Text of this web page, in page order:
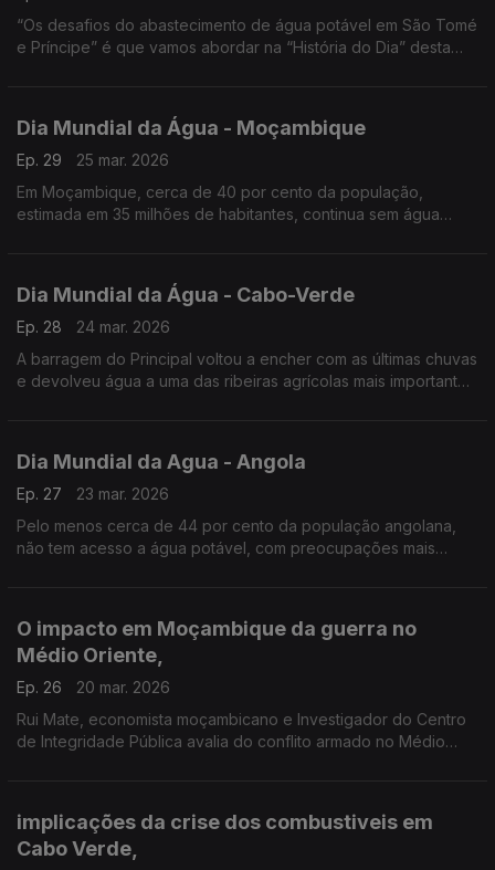
“Os desafios do abastecimento de água potável em São Tomé
e Príncipe” é que vamos abordar na “História do Dia” desta
tomense de Água e Eletricidade, EMAE.
Dia Mundial da Água - Moçambique
Ep. 29
25 mar. 2026
Em Moçambique, cerca de 40 por cento da população,
estimada em 35 milhões de habitantes, continua sem água
Dia Mundial da Água - Cabo-Verde
Ep. 28
24 mar. 2026
A barragem do Principal voltou a encher com as últimas chuvas
e devolveu água a uma das ribeiras agrícolas mais importantes
Dia Mundial da Agua - Angola
Ep. 27
23 mar. 2026
Pelo menos cerca de 44 por cento da população angolana,
não tem acesso a água potável, com preocupações mais
O impacto em Moçambique da guerra no
Médio Oriente,
Ep. 26
20 mar. 2026
Rui Mate, economista moçambicano e Investigador do Centro
de Integridade Pública avalia do conflito armado no Médio
implicações da crise dos combustiveis em
Cabo Verde,